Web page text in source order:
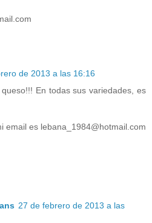
de 2013 a las 16:16
En todas sus variedades, es
email es lebana_1984@hotmail.com
27 de febrero de 2013 a las